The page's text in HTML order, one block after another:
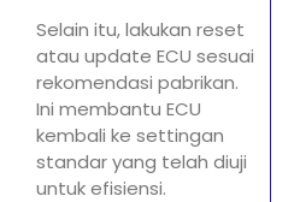
Selain itu, lakukan reset
atau update ECU sesuai
rekomendasi pabrikan.
Ini membantu ECU
kembali ke settingan
standar yang telah diuji
untuk efisiensi.